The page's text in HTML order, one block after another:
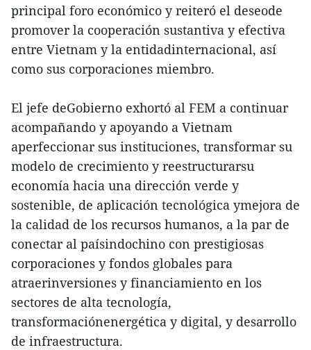
principal foro económico y reiteró el deseode
promover la cooperación sustantiva y efectiva
entre Vietnam y la entidadinternacional, así
como sus corporaciones miembro.
El jefe deGobierno exhortó al FEM a continuar
acompañando y apoyando a Vietnam
aperfeccionar sus instituciones, transformar su
modelo de crecimiento y reestructurarsu
economía hacia una dirección verde y
sostenible, de aplicación tecnológica ymejora de
la calidad de los recursos humanos, a la par de
conectar al paísindochino con prestigiosas
corporaciones y fondos globales para
atraerinversiones y financiamiento en los
sectores de alta tecnología,
transformaciónenergética y digital, y desarrollo
de infraestructura.